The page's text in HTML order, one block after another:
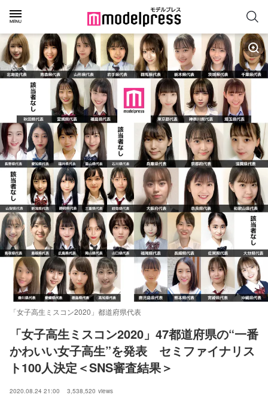
「女子高生ミスコン2020」都道府県代表
「女子高生ミスコン2020」47都道府県の“一番
かわいい女子高生”を発表　セミファイナリス
ト100人決定＜SNS審査結果＞
2020.08.24 21:00 3,538,520 views